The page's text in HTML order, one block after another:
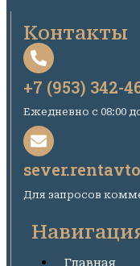
Контакты
+7 (953) 342-
Ежедневно c 08:00
Для запросов
Главная